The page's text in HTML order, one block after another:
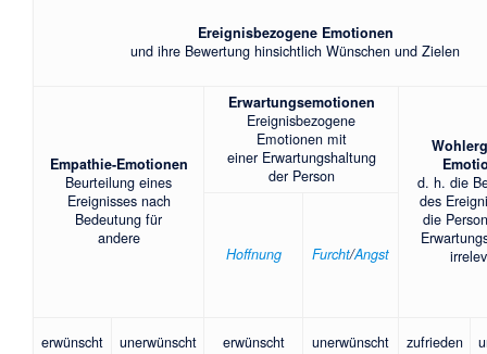
Ereignisbezogene Emotionen
und ihre Bewertung hinsichtlich Wünschen und Zielen
Empathie-Emotionen
Beurteilung eines
Ereignisses nach
Bedeutung für
andere
Erwartungsemotionen
Ereignisbezogene
Emotionen mit
einer Erwartungshaltung
der Person
d. h. die
des
die
Hoffnung Furcht/Angst
erwünscht unerwünscht erwünscht unerwünscht zufrieden